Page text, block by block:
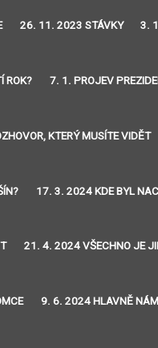
26. 11. 2023 STÁVKY 3.
ROK? 7. 1. PROJEV
KTERÝ MUSÍTE VIDĚT
17. 3. 2024 KDE BYL
21. 4. 2024 VŠECHNO JE
9. 6. 2024 HLAVNĚ